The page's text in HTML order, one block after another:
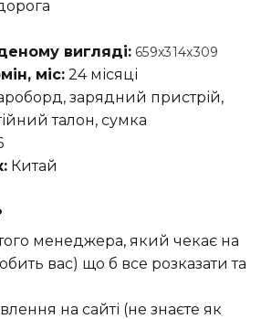
вигляді: 659x314x309
міс: 24 місяці
зарядний пристрій,
талон, сумка
Китай
менеджера, який чекає на
вас) що б все розказати та
на сайті (не знаєте як